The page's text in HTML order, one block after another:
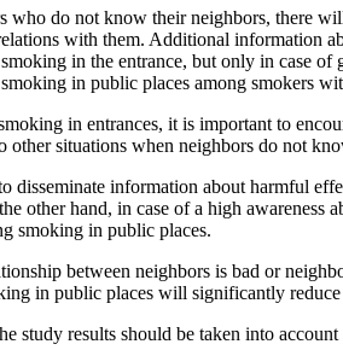
who do not know their neighbors, there
with them. Additional information
in the entrance, but only in case
in public places among smokers
in entrances, it is important to
other situations when neighbors do not
disseminate information about harmful
other hand, in case of a high
smoking in public places.
between neighbors is bad or
in public places will significantly reduce
study results should be taken into